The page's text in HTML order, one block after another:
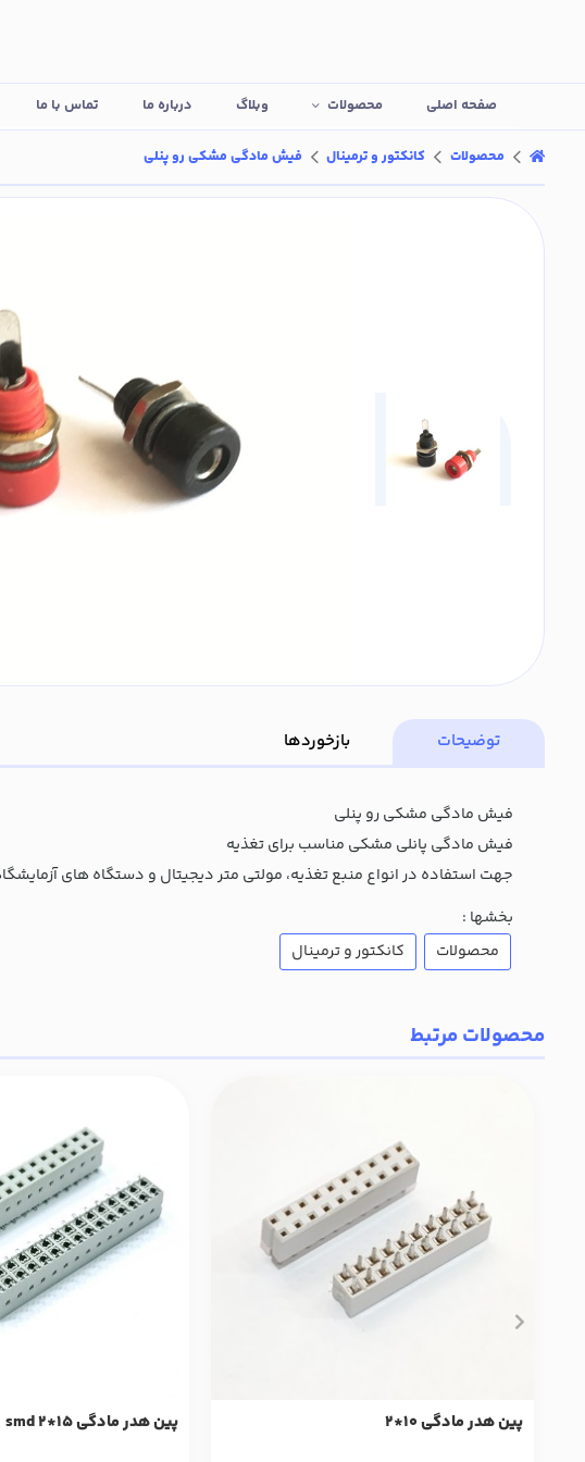
صفحه اصلی محصولات وبلاگ درباره ما تماس با ما
محصولات کانکتور و ترمینال فیش مادگی مشکی رو پنلی
توضیحات بازخوردها
فیش مادگی مشکی رو پنلی
فیش مادگی پانلی مشکی مناسب برای تغذیه
جهت استفاده در انواع منبع تغذیه، مولتی متر دیجیتال و دستگاه های
بخشها :
محصولات
کانکتور و ترمینال
محصولات مرتبط
پین هدر مادگی 10*2 پین هدر مادگی 15*2 smd